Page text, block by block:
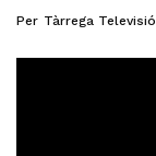
Per Tàrrega Televisió